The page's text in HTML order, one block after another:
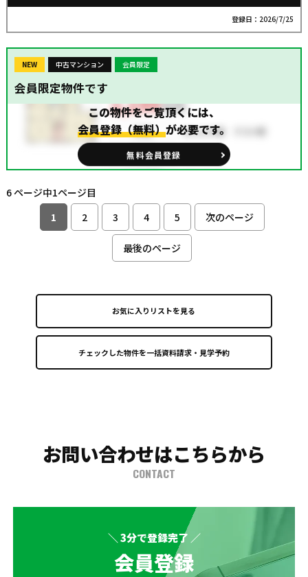
登録日：2026/7/25
NEW 中古マンション 会員限定
会員限定物件です
この物件をご覧頂くには、
会員登録（無料）が必要です。
無料会員登録
6 ページ中1ページ目
1
2 3 4 5 次のページ
最後のページ
お気に入りリストを見る
お問い合わせはこちらから
CONTACT
＼ 3分で登録完了 ／
会員登録